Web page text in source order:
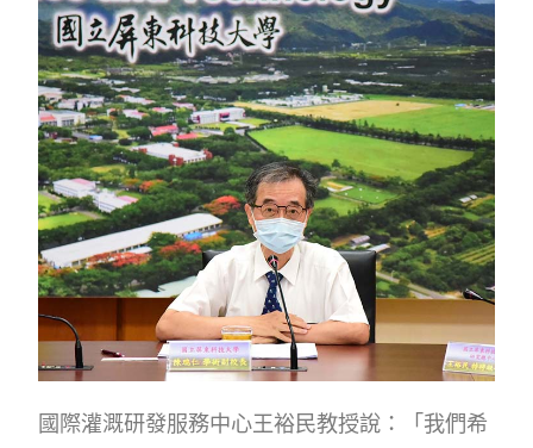
國際灌溉研發服務中心王裕民教授說：「我們希